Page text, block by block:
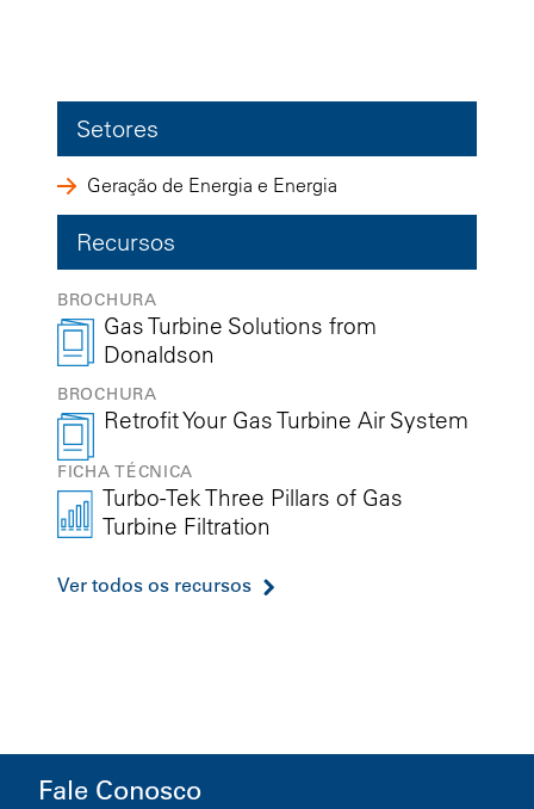
Setores
Geração de Energia e Energia
Recursos
BROCHURA
Gas Turbine Solutions from
Donaldson
BROCHURA
Retrofit Your Gas Turbine Air System
FICHA TÉCNICA
Turbo-Tek Three Pillars of Gas
Turbine Filtration
Ver todos os recursos
Fale Conosco